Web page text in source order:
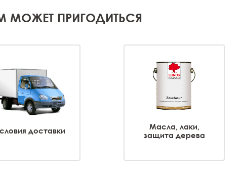
МОЖЕТ ПРИГОДИТЬСЯ
доставки
Масла, лаки,
защита дерева